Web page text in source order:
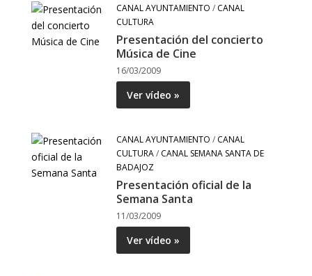
CANAL AYUNTAMIENTO / CANAL
CULTURA
Presentación del concierto
Música de Cine
16/03/2009
Ver vídeo »
CANAL AYUNTAMIENTO / CANAL
CULTURA/ CANAL SEMANA SANTA DE
BADAJOZ
Presentación oficial de la
Semana Santa
11/03/2009
Ver vídeo »